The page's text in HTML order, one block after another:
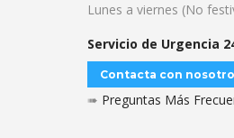
Lunes a viernes (No
Servicio de Urgencia
Contacta con
➠ Preguntas Más